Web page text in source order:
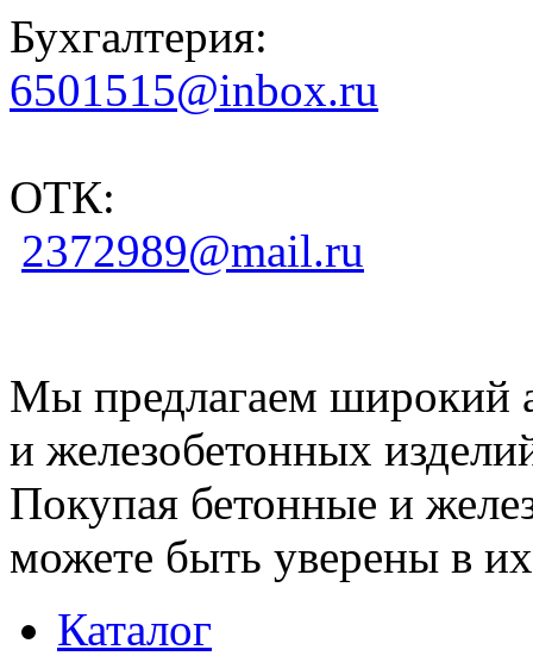
Бухгалтерия:
6501515@inbox.ru
ОТК:
2372989@mail.ru
Мы предлагаем широкий
и железобетонных
Покупая бетонные и
можете быть уверены в их
Каталог